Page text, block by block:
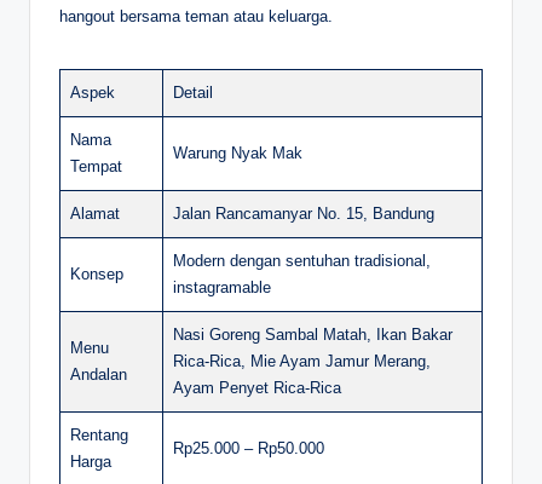
hangout bersama teman atau keluarga.
Aspek Detail
Nama
Tempat
Warung Nyak Mak
Alamat Jalan Rancamanyar No. 15, Bandung
Konsep
Modern dengan sentuhan tradisional,
instagramable
Menu
Andalan
Nasi Goreng Sambal Matah, Ikan Bakar
Rica-Rica, Mie Ayam Jamur Merang,
Ayam Penyet Rica-Rica
Rentang
Harga
Rp25.000 – Rp50.000